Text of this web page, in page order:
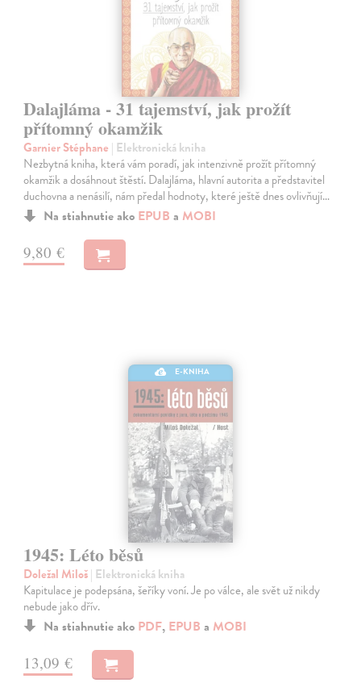
Dalajláma - 31 tajemství, jak prožít
přítomný okamžik
Garnier Stéphane | Elektronická kniha
Nezbytná kniha, která vám poradí, jak intenzivně prožít přítomný
okamžik a dosáhnout štěstí. Dalajláma, hlavní autorita a představitel
duchovna a nenásilí, nám předal hodnoty, které ještě dnes ovlivňují…
Na stiahnutie ako EPUB a MOBI
9,80 €
E-KNIHA
1945: Léto běsů
Doležal Miloš| Elektronická kniha
Kapitulace je podepsána, šeříky voní. Je po válce, ale svět už nikdy
nebude jako dřív.
Na stiahnutie ako PDF, EPUB a MOBI
13,09 €